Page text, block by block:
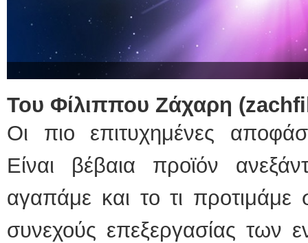
Του Φίλιππου Ζάχαρη
Οι πιο επιτυχημένες
Είναι βέβαια προϊόν
αγαπάμε και το τι
συνεχούς επεξεργασίας των